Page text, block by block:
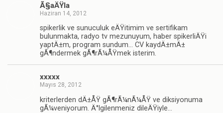
Ã§aÄŸla
Haziran 14, 2012
spikerlik ve sunuculuk eÄŸitimim ve sertifikam
bulunmakta, radyo tv mezunuyum, haber spikerliÄŸi
yaptÄ±m, program sundum… CV kaydÄ±mÄ±
gÃ¶ndermek gÃ¶rÃ¼ÅŸmek isterim.
xxxxx
Mayıs 28, 2012
kriterlerden dÄ±ÅŸ gÃ¶rÃ¼nÃ¼ÅŸ ve diksiyonuma
gÃ¼veniyorum. Ä°lgilenmeniz dileÄŸiyle…